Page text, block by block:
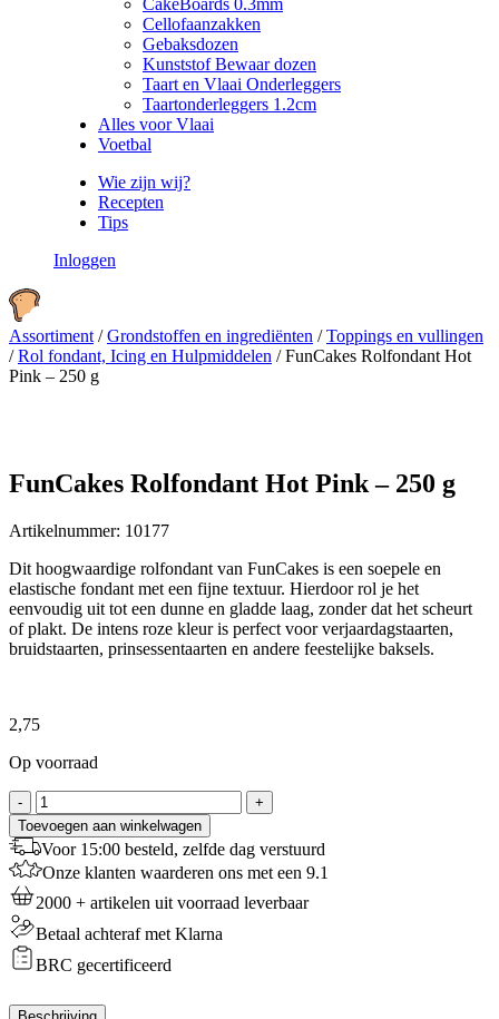
CakeBoards 0.3mm
Cellofaanzakken
Gebaksdozen
Kunststof Bewaar dozen
Taart en Vlaai Onderleggers
Taartonderleggers 1.2cm
Alles voor Vlaai
Voetbal
Wie zijn wij?
Recepten
Tips
Inloggen
Assortiment /Grondstoffen en ingrediënten /Toppings en vullingen
/Rol fondant, Icing en Hulpmiddelen /FunCakes Rolfondant Hot
Pink – 250 g
FunCakes Rolfondant Hot Pink – 250 g
Artikelnummer: 10177
Dit hoogwaardige rolfondant van FunCakes is een soepele en
elastische fondant met een fijne textuur. Hierdoor rol je het
eenvoudig uit tot een dunne en gladde laag, zonder dat het scheurt
of plakt. De intens roze kleur is perfect voor verjaardagstaarten,
bruidstaarten, prinsessentaarten en andere feestelijke baksels.
2,75
Op voorraad
-
FunCakes
Rolfondant
Hot
Pink
-
250
aantal
+
Toevoegen aan winkelwagen
Voor 15:00 besteld, zelfde dag verstuurd
Onze klanten waarderen ons met een 9.1
2000 + artikelen uit voorraad leverbaar
Betaal achteraf met Klarna
BRC gecertificeerd